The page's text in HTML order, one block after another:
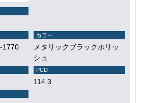
1770
カラー
メタリックブラックポリッ
シュ
PCD
114.3